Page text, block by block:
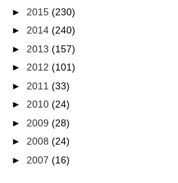
► 2015 (230)
► 2014 (240)
► 2013 (157)
► 2012 (101)
► 2011 (33)
► 2010 (24)
► 2009 (28)
► 2008 (24)
► 2007 (16)